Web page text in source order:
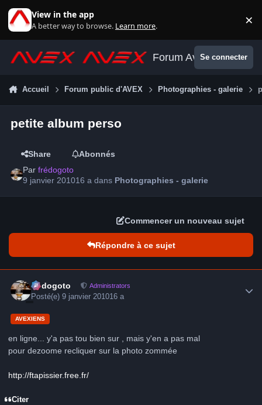
View in the app
A better way to browse. Learn more. ×
Forum AvexSe connecter
Accueil Forum public d'AVEX Photographies - galerie
petite album perso
Share
Abonnés
Parfrédogoto
9 janvier 201016 a dans Photographies - galerie
Commencer un nouveau sujet
Répondre à ce sujet
frédogoto Administrators
Posté(e)9 janvier 201016 a
AVEXIENS
en ligne... y'a pas tou bien sur , mais y'en a pas mal
pour dezoome recliquer sur la photo zommée
http://ftapissier.free.fr/
Citer